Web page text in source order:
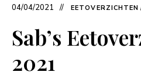
04/04/2021 EETOVERZICHTEN
Sab’s
2021